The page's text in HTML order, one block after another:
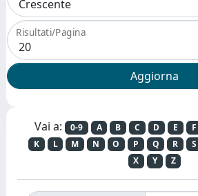
Risultati/Pagina
Vai a: 0-9 A B C D E F
K
L M N O P Q R S
X
Y Z